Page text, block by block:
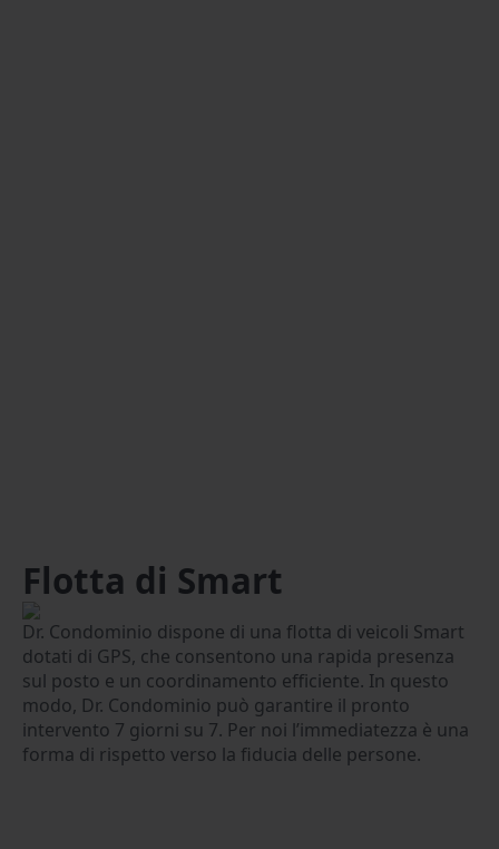
Flotta di Smart
Dr. Condominio dispone di una flotta di veicoli Smart
dotati di GPS, che consentono una rapida presenza
sul posto e un coordinamento efficiente. In questo
modo, Dr. Condominio può garantire il pronto
intervento 7 giorni su 7. Per noi l’immediatezza è una
forma di rispetto verso la fiducia delle persone.